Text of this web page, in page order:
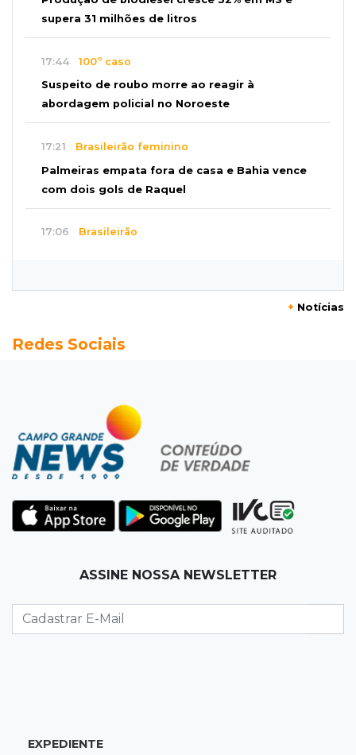
supera 31 milhões de litros
17:44 100º caso
Suspeito de roubo morre ao reagir à
abordagem policial no Noroeste
17:21 Brasileirão feminino
Palmeiras empata fora de casa e Bahia vence
com dois gols de Raquel
17:06 Brasileirão
Inmet faz alerta de vendaval e tempestade
Rede de água
Juiz obriga condomínio da Capital a fazer
ligação de água na rede pública
Há vagas: obras da UFN3 mantêm ciclo de
contratações em Três Lagoas
Comportamento
Bioparque Pantanal: “deslumbrante”
15:07Bairro Universitário
+ Notícias
Redes Sociais
ASSINE NOSSA NEWSLETTER
EXPEDIENTE